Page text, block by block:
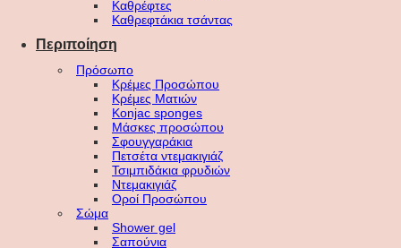
Καθρέφτες
Καθρεφτάκια τσάντας
Περιποίηση
Πρόσωπο
Κρέμες Προσώπου
Κρέμες Ματιών
Konjac sponges
Μάσκες προσώπου
Σφουγγαράκια
Πετσέτα ντεμακιγιάζ
Τσιμπιδάκια φρυδιών
Ντεμακιγιάζ
Οροί Προσώπου
Σώμα
Shower gel
Σαπούνια